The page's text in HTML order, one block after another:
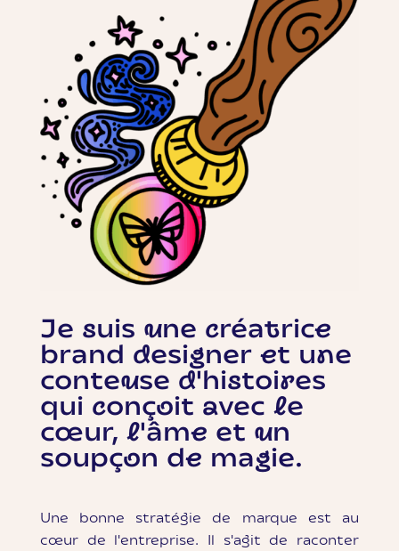
Je suis une créatrice
brand designer et une
conteuse d'histoires
qui conçoit avec le
cœur, l'âme et un
soupçon de magie.
Une bonne stratégie de marque est au
cœur de l'entreprise. Il s'agit de raconter